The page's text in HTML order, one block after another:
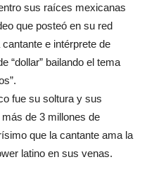
sus raíces mexicanas
que posteó en su red
e intérprete de
“dollar” bailando el tema
fue su soltura y sus
de 3 millones de
que la cantante ama la
latino en sus venas.